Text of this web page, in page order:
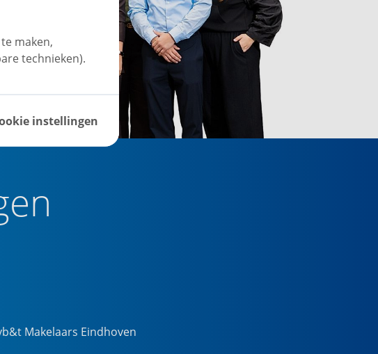
Makelaars Eindhoven
maken,
technieken).
instellingen